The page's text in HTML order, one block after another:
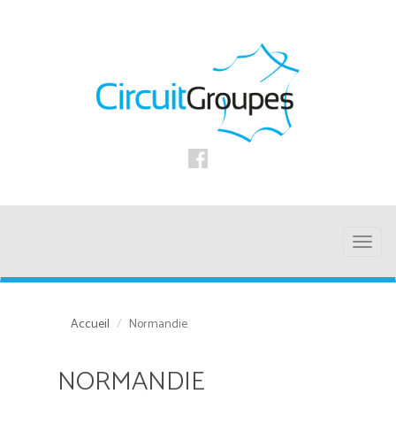
Toggle
Accueil Normandie
NORMANDIE